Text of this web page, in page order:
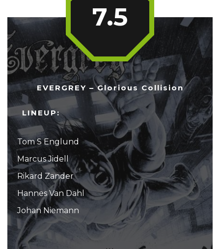
EVERGREY – Glorious Collision
LINEUP:
Tom S Englund
Marcus Jidell
Rikard Zander
Hannes Van Dahl
Johan Niemann
7.5
...